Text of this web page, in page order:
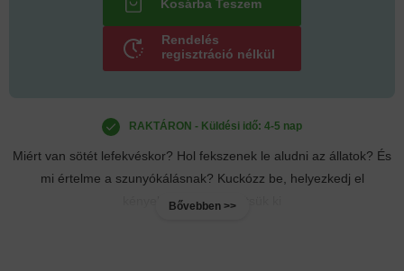
Miért van sötét lefekvéskor? Hol fekszenek le aludni az állatok? És
mi értelme a szunyókálásnak? Kuckózz be, helyezkedj el
kényelmesen, és derítsük ki
Bővebben >>
RAKTÁRON - Küldési idő: 4-5 nap
Rendelés
regisztráció nélkül